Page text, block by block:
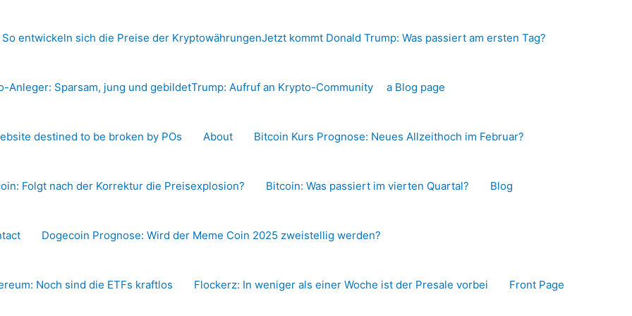
So entwickeln sich die Preise der KryptowährungenJetzt kommt Donald Trump: Was passiert am ersten Tag?
Anleger: Sparsam, jung und gebildetTrump: Aufruf an Krypto-Community a Blog page
destined to be broken by POs About Bitcoin Kurs Prognose: Neues Allzeithoch im Februar?
Folgt nach der Korrektur die Preisexplosion? Bitcoin: Was passiert im vierten Quartal? Blog
Dogecoin Prognose: Wird der Meme Coin 2025 zweistellig werden?
Noch sind die ETFs kraftlos Flockerz: In weniger als einer Woche ist der Presale vorbei Front Page